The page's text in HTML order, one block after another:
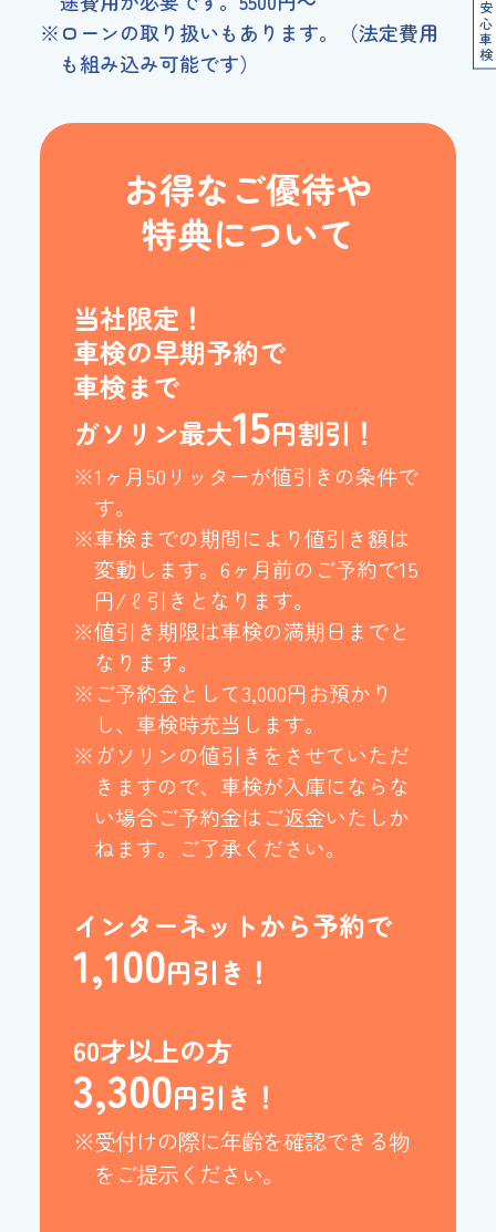
安心車検
※ローンの取り扱いもあります。（法定費用
も組み込み可能です）
お得なご優待や
特典について
当社限定！
車検の早期予約で
車検まで
ガソリン最大15円割引！
※1ヶ月50リッターが値引きの条件で
す。
※車検までの期間により値引き額は
変動します。6ヶ月前のご予約で15
円/ℓ引きとなります。
※値引き期限は車検の満期日までと
なります。
※ご予約金として3,000円お預かり
し、車検時充当します。
※ガソリンの値引きをさせていただ
きますので、車検が入庫にならな
い場合ご予約金はご返金いたしか
ねます。ご了承ください。
インターネットから予約で
1,100円引き！
60才以上の方
3,300円引き！
※受付けの際に年齢を確認できる物
をご提示ください。